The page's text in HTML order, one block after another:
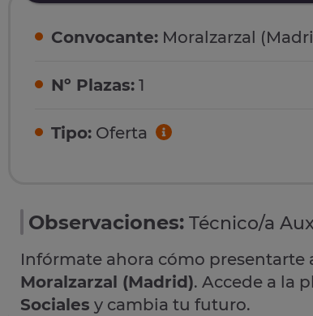
Convocante: Moralzarzal
Nº Plazas: 1
Tipo: Oferta
Observaciones: Técnico/a
Infórmate ahora cómo presentarte
Moralzarzal (Madrid). Accede a la
Sociales y cambia tu futuro.